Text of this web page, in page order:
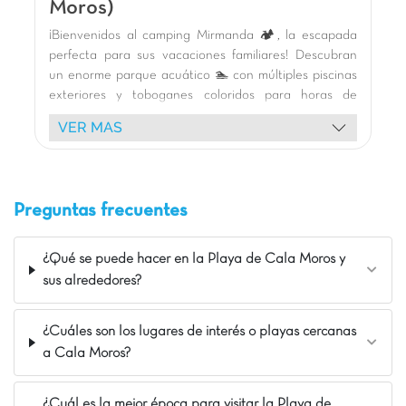
Moros)
¡Bienvenidos al camping Mirmanda 🏕️, la escapada
perfecta para sus vacaciones familiares! Descubran
un enorme parque acuático 🏊 con múltiples piscinas
exteriores y toboganes coloridos para horas de
diversión y risas. Los niños adorarán las áreas de
juego temáticas, el castillo de aventuras y la piscina
fútbol. Nuestros cómodos bungalows de madera 🏡
con terraza son ideales para relajarse. Exploren los
alrededores: la playa de Salou 🏖️, el encantador
puerto de Cambrils, la riqueza histórica de Tarragona
🌞
El camping está a 7 minutos en bicicleta del
VER MAS
Preguntas frecuentes
¿Qué se puede hacer en la Playa de Cala Moros y
sus alrededores?
¿Cuáles son los lugares de interés o playas cercanas
a Cala Moros?